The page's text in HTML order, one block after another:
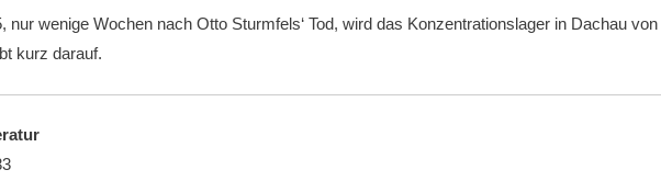
nur wenige Wochen nach Otto Sturmfels‘ Tod, wird das Konzentrationslager in Dachau
kurz darauf.